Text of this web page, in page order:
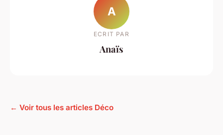
A
ECRIT PAR
Anaïs
← Voir tous les articles Déco